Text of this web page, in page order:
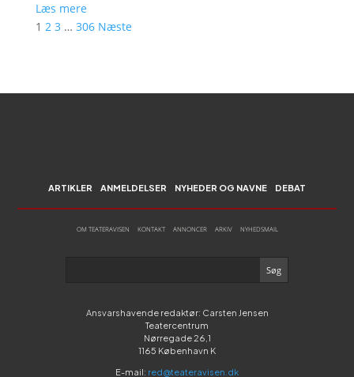
Læs mere
1 2 3 … 306 Næste
ARTIKLER ANMELDELSER NYHEDER OG NAVNE DEBAT
OM TEATERAVISEN KONTAKT ANNONCER ARKIV NYHEDSMAIL
Ansvarshavende redaktør: Carsten Jensen
Teatercentrum
Nørregade 26,1
1165 København K
E-mail: red@teateravisen.dk